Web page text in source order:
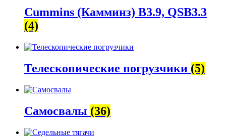
Cummins (Камминз) B3.9, QSB3.3
(4)
Телескопические погрузчики (5)
Самосвалы (36)